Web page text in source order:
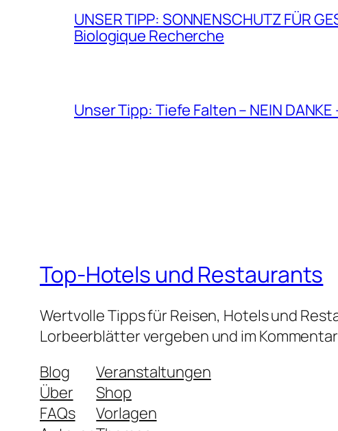
UNSER TIPP: SONNENSCHUTZ FÜR
Biologique Recherche
Unser Tipp: Tiefe Falten – NEIN
Top-Hotels und Restaurants
Wertvolle Tipps für Reisen, Hotels und
Lorbeerblätter vergeben und im
Blog
Über
FAQs
Veranstaltungen
Shop
Vorlagen